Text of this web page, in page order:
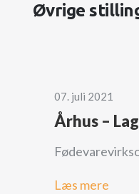
Øvrige
07. juli 2021
Århus –
Læs mere